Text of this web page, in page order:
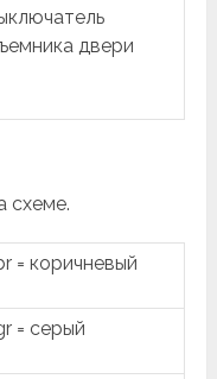
двери
схеме.
= коричневый
= серый